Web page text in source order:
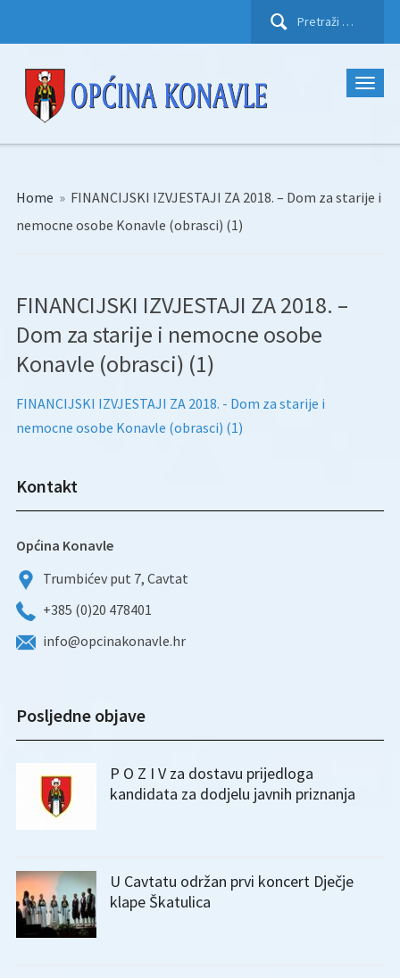
Pretraži:
Home » FINANCIJSKI IZVJESTAJI ZA 2018. – Dom za starije i
nemocne osobe Konavle (obrasci) (1)
FINANCIJSKI IZVJESTAJI ZA 2018. –
Dom za starije i nemocne osobe
Konavle (obrasci) (1)
FINANCIJSKI IZVJESTAJI ZA 2018. - Dom za starije i
nemocne osobe Konavle (obrasci) (1)
Kontakt
Općina Konavle
Trumbićev put 7, Cavtat
+385 (0)20 478401
info@opcinakonavle.hr
Posljedne objave
P O Z I V za dostavu prijedloga
kandidata za dodjelu javnih priznanja
U Cavtatu održan prvi koncert Dječje
klape Škatulica